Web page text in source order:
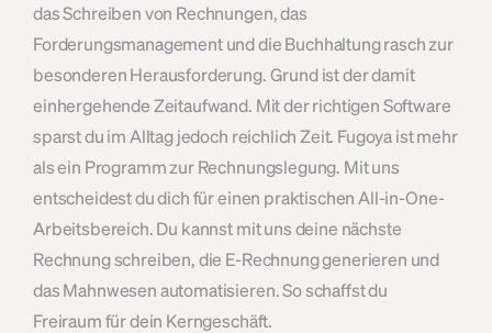
das Schreiben von Rechnungen, das
Forderungsmanagement und die Buchhaltung rasch zur
besonderen Herausforderung. Grund ist der damit
einhergehende Zeitaufwand. Mit der richtigen Software
sparst du im Alltag jedoch reichlich Zeit. Fugoya ist mehr
als ein Programm zur Rechnungslegung. Mit uns
entscheidest du dich für einen praktischen All-in-One-
Arbeitsbereich. Du kannst mit uns deine nächste
Rechnung schreiben, die E-Rechnung generieren und
das Mahnwesen automatisieren. So schaffst du
Freiraum für dein Kerngeschäft.